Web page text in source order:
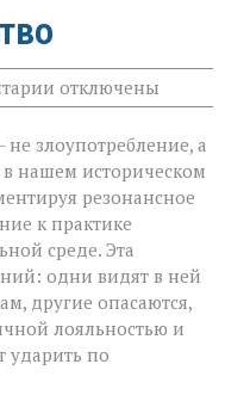
к
записи
не
только
но
и
пропуск?» — о
новом
взгляде
на
кумовство
отключены
злоупотребление, а
нашем историческом
резонансное
к практике
среде. Эта
одни видят в ней
другие опасаются,
лояльностью и
ударить по